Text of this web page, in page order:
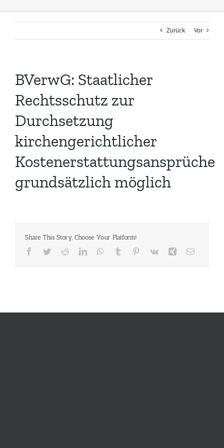
Zurück Vor
BVerwG: Staatlicher
Rechtsschutz zur
Durchsetzung
kirchengerichtlicher
Kostenerstattungsansprüche
grundsätzlich möglich
Share This Story, Choose Your Platform!
Facebook
TwitterRedditLinkedInWhatsApp
Tumblr Pinterest
Vk Xing E-